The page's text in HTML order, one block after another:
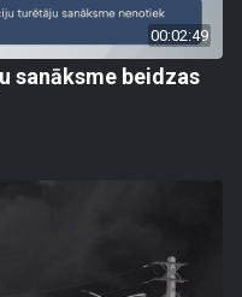
00:02:49
sanāksme beidzas